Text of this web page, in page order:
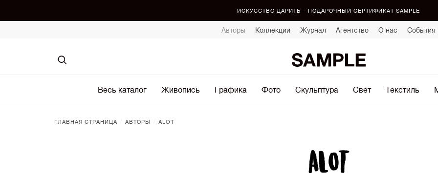
ИСКУССТВО ДАРИТЬ – ПОДАРОЧНЫЙ СЕРТИФИКАТ SAMPLE
Авторы Коллекции Журнал Агентство О нас События
Весь каталог Живопись Графика Фото Скульптура Свет Текстиль
ГЛАВНАЯ СТРАНИЦА АВТОРЫ ALOT